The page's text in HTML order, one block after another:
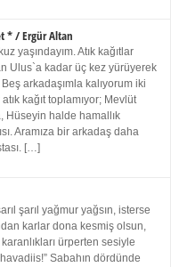
* / Ergür Altan
yaşındayım. Atık kağıtlar
Ulus`a kadar üç kez yürüyerek
arkadaşımla kalıyorum iki
kağıt toplamıyor; Mevlüt
Hüseyin halde hamallık
Aramıza bir arkadaş daha
[…]
şarıl yağmur yağsın, isterse
karlar dona kesmiş olsun,
ürperten sesiyle
Sabahın dördünde